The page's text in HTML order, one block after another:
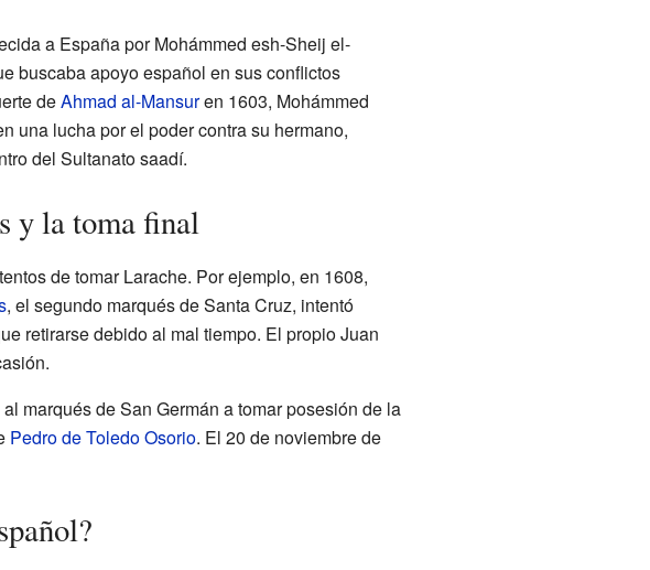
a España por Mohámmed esh-Sheij el-
buscaba apoyo español en sus conflictos
deAhmad al-Mansuren 1603, Mohámmed
una lucha por el poder contra su hermano,
del Sultanato saadí.
y la toma final
de tomar Larache. Por ejemplo, en 1608,
, el segundo marqués de Santa Cruz, intentó
retirarse debido al mal tiempo. El propio Juan
marqués de San Germán a tomar posesión de la
Pedro de Toledo Osorio. El 20 de noviembre de